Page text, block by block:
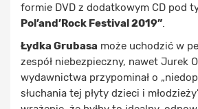
formie DVD z dodatkowym CD pod
Pol’and’Rock Festival 2019”
Łydka Grubasa może uchodzić w
zespół niebezpieczny, nawet Jurek
wydawnictwa przypominał o
słuchania tej płyty dzieci i